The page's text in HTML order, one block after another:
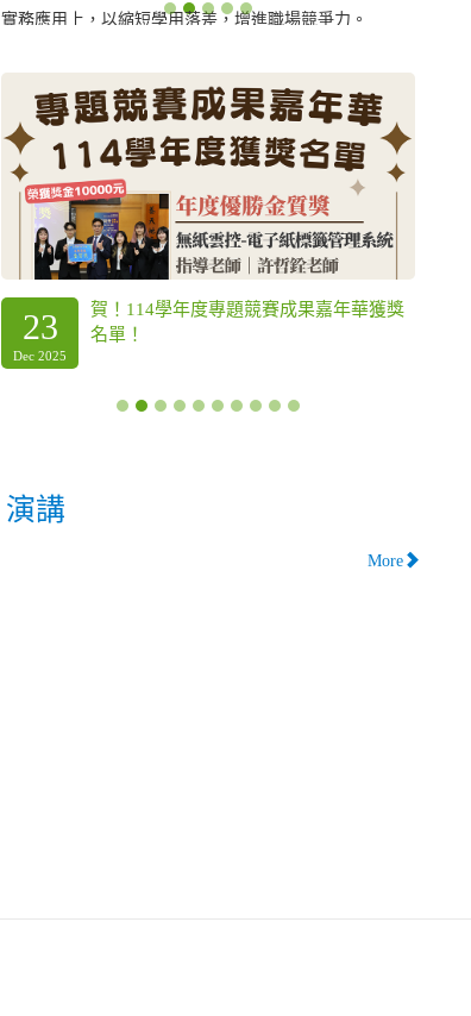
媒體與行動應用實驗室，供同學研究使用。
6
Nov 2025
賀！2025大專校院資訊應用服務創新競賽
榮獲佳績！
演講
More